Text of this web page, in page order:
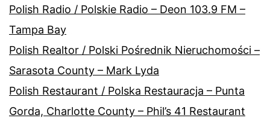
Polish Radio / Polskie Radio – Deon 103.9 FM –
Tampa Bay
Polish Realtor / Polski Pośrednik Nieruchomości –
Sarasota County – Mark Lyda
Polish Restaurant / Polska Restauracja – Punta
Gorda, Charlotte County – Phil’s 41 Restaurant